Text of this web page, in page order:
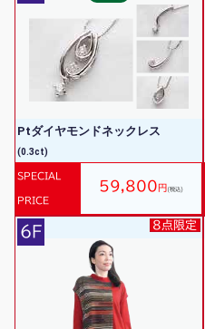
Ptダイヤモンドネックレス
(0.3ct)
SPECIAL
PRICE
59,800 円 (税込)
6F 8点限定